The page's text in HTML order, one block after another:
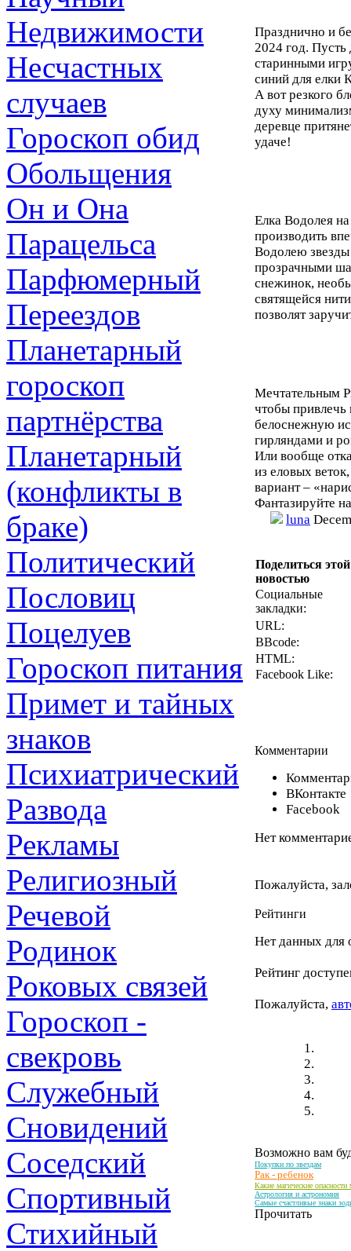
Недвижимости
Несчастных
случаев
Гороскоп обид
Обольщения
Он и Она
Парацельса
Парфюмерный
Переездов
Планетарный
гороскоп
партнёрства
Планетарный
(конфликты в
браке)
Политический
Пословиц
Поцелуев
Гороскоп питания
Примет и тайных
знаков
Психиатрический
Развода
Рекламы
Религиозный
Речевой
Родинок
Роковых связей
Гороскоп -
свекровь
Служебный
Сновидений
Соседский
Спортивный
Стихийный
Празднично и
2024 год. Пусть
старинными
синий для елки
А вот резкого
духу
деревце
удаче!
Елка Водолея
производить
Водолею звезды
прозрачными
снежинок,
святящейся
позволят
Мечтательным
чтобы
белоснежную
гирляндами и
Или вообще
из еловых
вариант –
Фантазируйте
luna
Поделиться этой
новостью
Социальные
закладки:
URL:
BBcode:
HTML:
Facebook Like:
Комментарии
ВКонтакте
Facebook
Нет
Пожалуйста,
Рейтинги
Нет данных для
Рейтинг
Пожалуйста,
Возможно вам
Покупки по звездам
Рак - ребенок
Какие магические опасности
Астрология и астрономия
Самые счастливые знаки
Прочитать